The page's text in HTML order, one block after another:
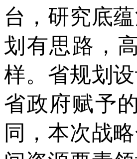
台，研究底
划有思路，
样。省规划
省政府赋予
同，本次战